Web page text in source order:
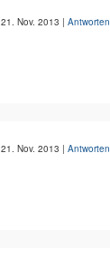
21. Nov. 2013 | Antworten
21. Nov. 2013 | Antworten